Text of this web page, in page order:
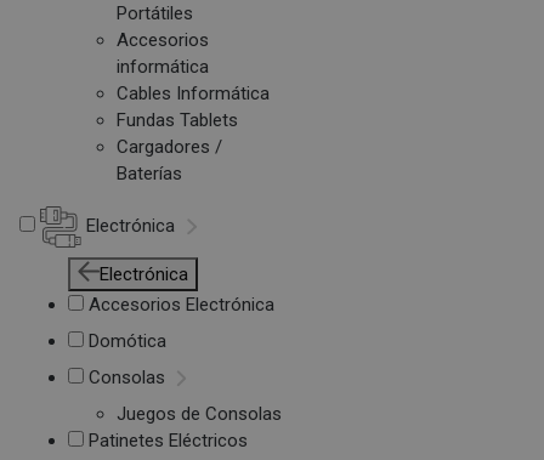
Portátiles
Accesorios
informática
Cables Informática
Fundas Tablets
Cargadores /
Baterías
Electrónica
Electrónica
Accesorios Electrónica
Domótica
Consolas
Juegos de Consolas
Patinetes Eléctricos